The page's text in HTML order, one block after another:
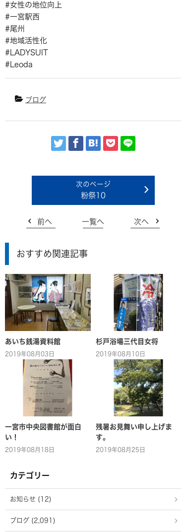
#女性の地位向上
#一宮駅西
#尾州
#地域活性化
#LADYSUIT
#Leoda
ブログ
粉祭10
前へ 一覧へ 次へ
おすすめ関連記事
あいち銭湯資料館
2019年08月03日
杉戸浴場三代目女将
2019年08月10日
一宮市中央図書館が面白
い！
2019年08月18日
残暑お見舞い申し上げま
す。
2019年08月25日
カテゴリー
お知らせ (12)
ブログ (2,091)